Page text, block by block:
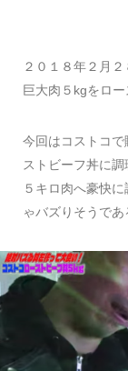
２０１８年２月
巨大肉５kgをロ
今回はコストコ
ストビーフ丼に調
５キロ肉へ豪快
ゃバズりそうであ